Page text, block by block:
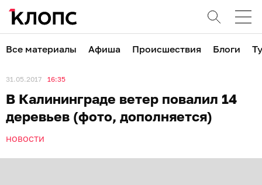
Все материалы Афиша Происшествия Блоги
31.05.2017 16:35
В Калининграде ветер повалил 14
деревьев (фото, дополняется)
НОВОСТИ